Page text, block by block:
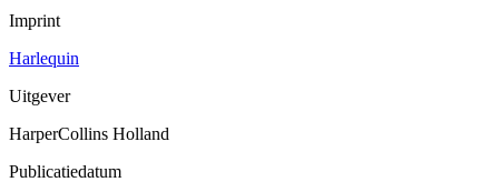
Imprint
Harlequin
Uitgever
HarperCollins Holland
Publicatiedatum